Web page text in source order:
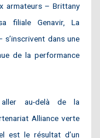
armateurs – Brittany
filiale Genavir, La
s’inscrivent dans une
de la performance
au-delà de la
Alliance verte
est le résultat d’un